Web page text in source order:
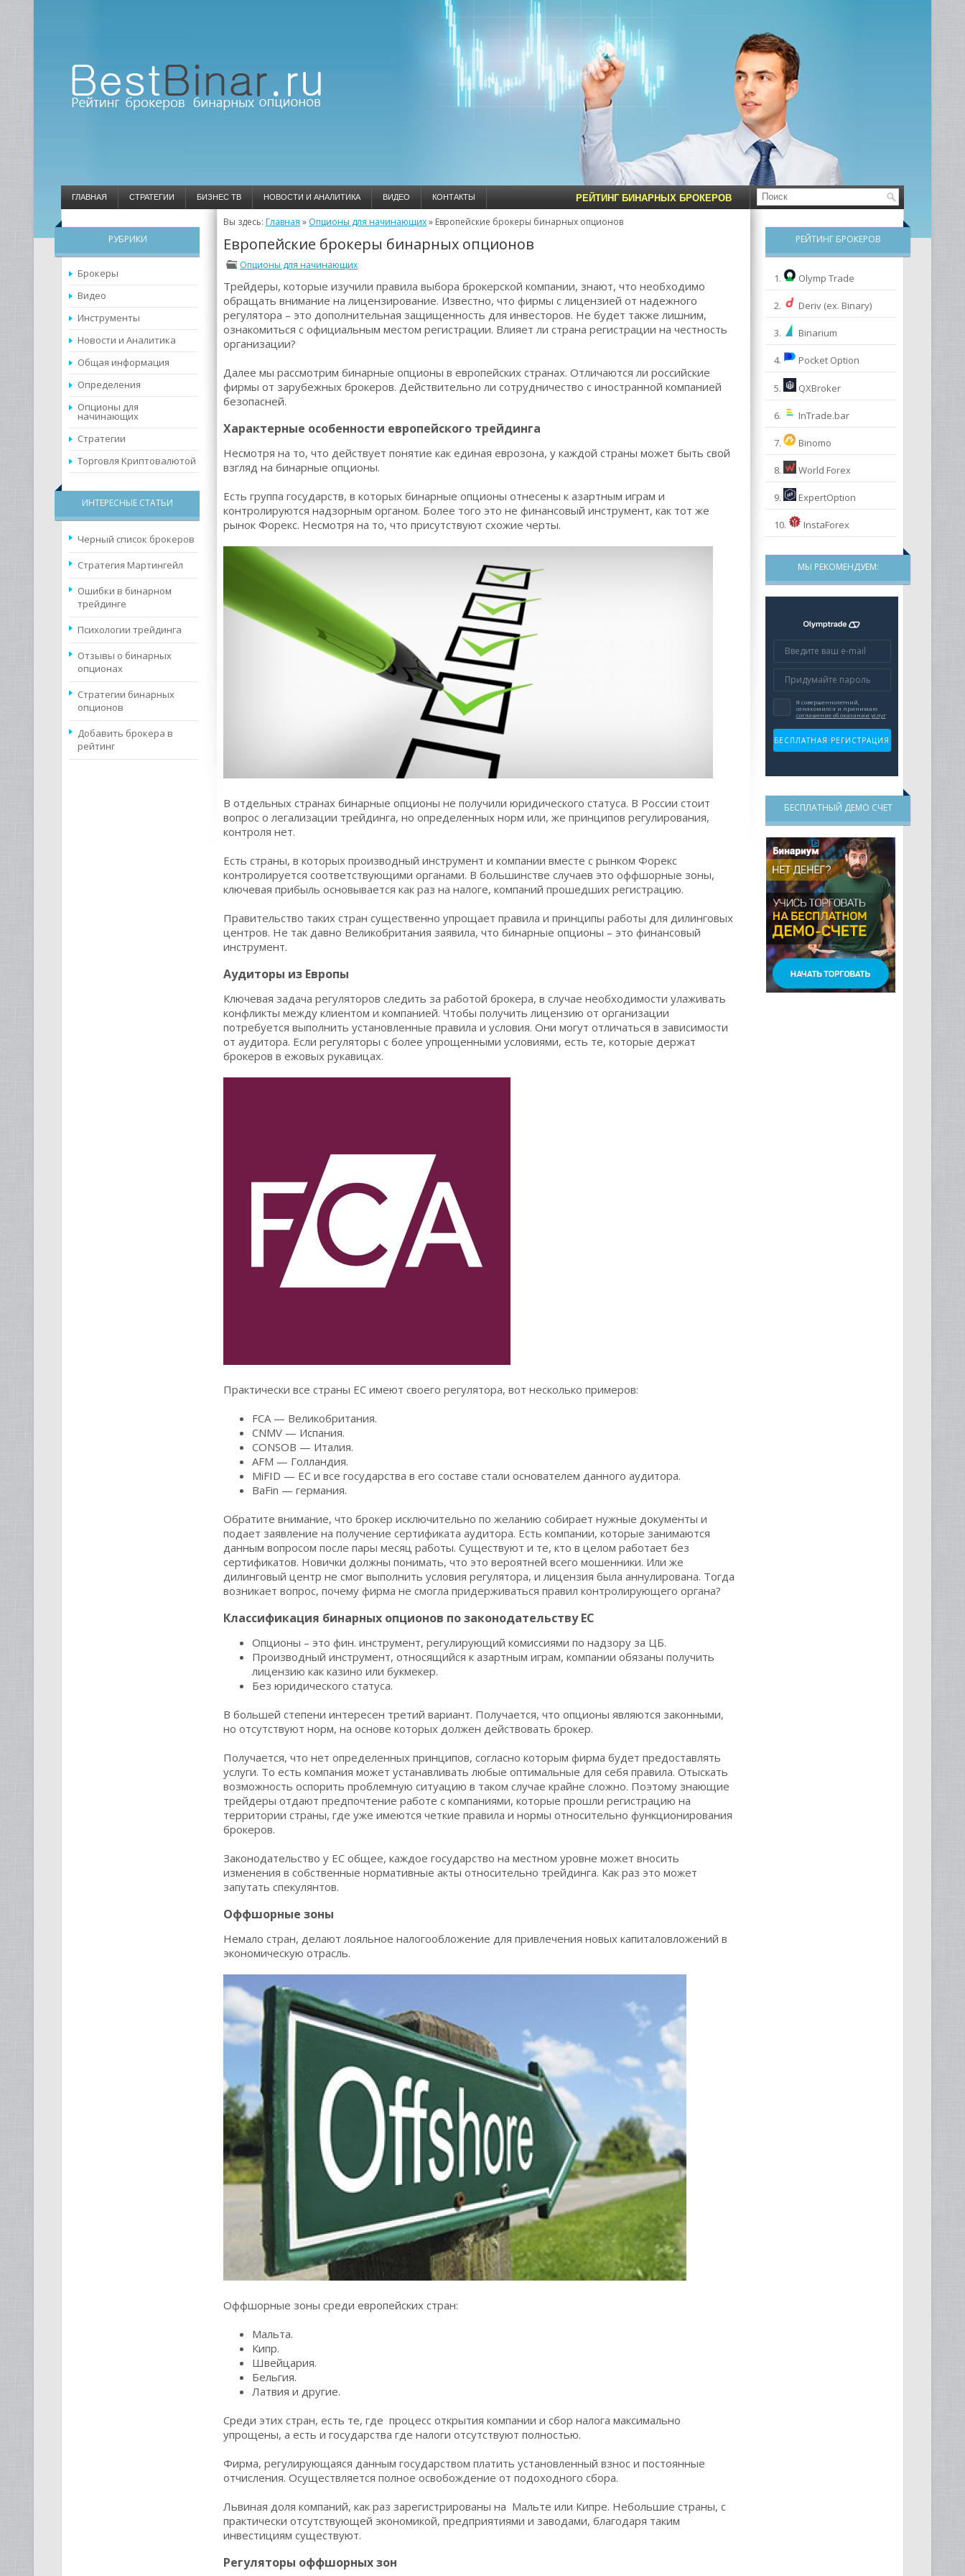
ГЛАВНАЯ СТРАТЕГИИ БИЗНЕС ТВ НОВОСТИ И АНАЛИТИКА ВИДЕО КОНТАКТЫ РЕЙТИНГ БИНАРНЫХ БРОКЕРОВ
РУБРИКИ
Брокеры
Видео
Инструменты
Новости и Аналитика
Общая информация
Определения
Опционы для
начинающих
Стратегии
Торговля Kриптовалютой
ИНТЕРЕСНЫЕ СТАТЬИ
Черный список брокеров
Cтратегия Мартингейл
Ошибки в бинарном
трейдинге
Психологии трейдинга
Отзывы о бинарных
опционах
Стратегии бинарных
опционов
Добавить брокера в
рейтинг
Вы здесь: Главная » Опционы для начинающих» Европейские брокеры бинарных опционов
Европейские брокеры бинарных опционов
Опционы для начинающих
Трейдеры, которые изучили правила выбора брокерской компании, знают, что необходимо
обращать внимание на лицензирование. Известно, что фирмы с лицензией от надежного
регулятора – это дополнительная защищенность для инвесторов. Не будет также лишним,
ознакомиться с официальным местом регистрации. Влияет ли страна регистрации на честность
организации?
Далее мы рассмотрим бинарные опционы в европейских странах. Отличаются ли российские
фирмы от зарубежных брокеров. Действительно ли сотрудничество с иностранной компанией
безопасней.
Характерные особенности европейского трейдинга
Несмотря на то, что действует понятие как единая еврозона, у каждой страны может быть свой
взгляд на бинарные опционы.
Есть группа государств, в которых бинарные опционы отнесены к азартным играм и
контролируются надзорным органом. Более того это не финансовый инструмент, как тот же
рынок Форекс. Несмотря на то, что присутствуют схожие черты.
В отдельных странах бинарные опционы не получили юридического статуса. В России стоит
вопрос о легализации трейдинга, но определенных норм или, же принципов регулирования,
контроля нет.
Есть страны, в которых производный инструмент и компании вместе с рынком Форекс
контролируется соответствующими органами. В большинстве случаев это оффшорные зоны,
ключевая прибыль основывается как раз на налоге, компаний прошедших регистрацию.
Правительство таких стран существенно упрощает правила и принципы работы для дилинговых
центров. Не так давно Великобритания заявила, что бинарные опционы – это финансовый
инструмент.
Аудиторы из Европы
Ключевая задача регуляторов следить за работой брокера, в случае необходимости улаживать
конфликты между клиентом и компанией. Чтобы получить лицензию от организации
потребуется выполнить установленные правила и условия. Они могут отличаться в зависимости
от аудитора. Если регуляторы с более упрощенными условиями, есть те, которые держат
брокеров в ежовых рукавицах.
Практически все страны ЕС имеют своего регулятора, вот несколько примеров:
FCA — Великобритания.
CNMV — Испания.
CONSOB — Италия.
AFM — Голландия.
MiFID — ЕС и все государства в его составе стали основателем данного аудитора.
BaFin — германия.
Обратите внимание, что брокер исключительно по желанию собирает нужные документы и
подает заявление на получение сертификата аудитора. Есть компании, которые занимаются
данным вопросом после пары месяц работы. Существуют и те, кто в целом работает без
сертификатов. Новички должны понимать, что это вероятней всего мошенники. Или же
дилинговый центр не смог выполнить условия регулятора, и лицензия была аннулирована. Тогда
возникает вопрос, почему фирма не смогла придерживаться правил контролирующего органа?
Классификация бинарных опционов по законодательству ЕС
Опционы – это фин. инструмент, регулирующий комиссиями по надзору за ЦБ.
Производный инструмент, относящийся к азартным играм, компании обязаны получить
лицензию как казино или букмекер.
Без юридического статуса.
В большей степени интересен третий вариант. Получается, что опционы являются законными,
но отсутствуют норм, на основе которых должен действовать брокер.
Получается, что нет определенных принципов, согласно которым фирма будет предоставлять
услуги. То есть компания может устанавливать любые оптимальные для себя правила. Отыскать
возможность оспорить проблемную ситуацию в таком случае крайне сложно. Поэтому знающие
трейдеры отдают предпочтение работе с компаниями, которые прошли регистрацию на
территории страны, где уже имеются четкие правила и нормы относительно функционирования
брокеров.
Законодательство у ЕС общее, каждое государство на местном уровне может вносить
изменения в собственные нормативные акты относительно трейдинга. Как раз это может
запутать спекулянтов.
Оффшорные зоны
Немало стран, делают лояльное налогообложение для привлечения новых капиталовложений в
экономическую отрасль.
Оффшорные зоны среди европейских стран:
Мальта.
Кипр.
Швейцария.
Бельгия.
Латвия и другие.
Среди этих стран, есть те, где процесс открытия компании и сбор налога максимально
упрощены, а есть и государства где налоги отсутствуют полностью.
Фирма, регулирующаяся данным государством платить установленный взнос и постоянные
отчисления. Осуществляется полное освобождение от подоходного сбора.
Львиная доля компаний, как раз зарегистрированы на Мальте или Кипре. Небольшие страны, с
практически отсутствующей экономикой, предприятиями и заводами, благодаря таким
инвестициям существуют.
Регуляторы оффшорных зон
РЕЙТИНГ БРОКЕРОВ
1. Olymp Trade
2. Deriv (ex. Binary)
3. Binarium
4. Pocket Option
5. QXBroker
6. InTrade.bar
7. Binomo
8. World Forex
9. ExpertOption
10. InstaForex
МЫ РЕКОМЕНДУЕМ:
БЕСПЛАТНЫЙ ДЕМО СЧЕТ